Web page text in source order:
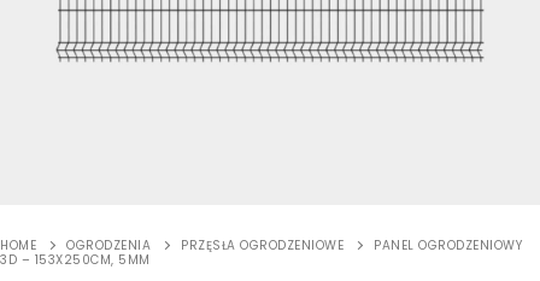
HOME OGRODZENIA PRZĘSŁA OGRODZENIOWE
PANEL OGRODZENIOWY
3D – 153X250CM, 5MM